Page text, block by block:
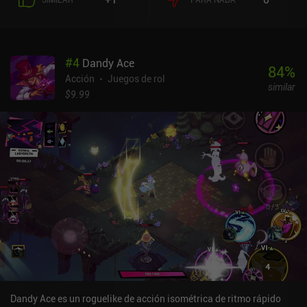
experiencia de juego de ritmo rápido pero ligeramente más
podemos gastar las almas que ganamos matando enemigos en
comprar mejoras permanentes para el personaje entre partida y
partida, de modo que nos hacemos más fuertes poco a poco. El
insanos y montones de armas, habilidades y combos que se
desbloquean con el tiempo. El mayor inconveniente es que, aunque
las mazmorras se generan aleatoriamente, no hay mucha
variedad. Dicho esto, está muy bien como juego para recoger y
jugar que casi garantiza una experiencia divertida para unas
cuantas carreras.Raspberry Mash se monetiza a través de iAPs
para una moneda premium utilizada para desbloquear armas
aleatorias que luego tienen una probabilidad de caer durante el
juego, anuncios incentivados para moneda premium gratuita, y un
sistema de energía que nos limita a cinco carreras antes de tener
que pagar o esperar una hora. Afortunadamente, cada carrera es
bastante larga, lo que significa que el juego se puede jugar
fácilmente durante largos períodos de tiempo a pesar del sistema
#4 Dandy Ace
Acción
Juegos de rol
$9.99
84%
similar
Dandy Ace es un roguelike de acción isométrica de ritmo rápido